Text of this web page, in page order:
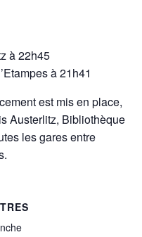
à 22h45
à 21h41
est mis en place,
Austerlitz, Bibliothèque
les gares entre